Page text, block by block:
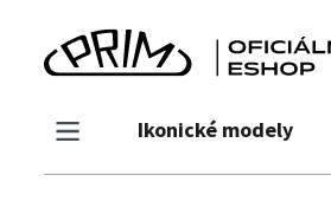
Ikonické modely